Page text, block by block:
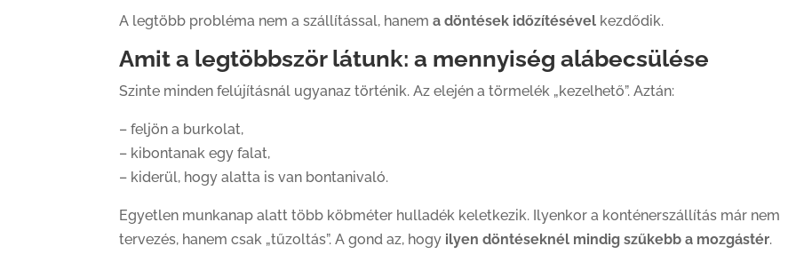
A legtöbb probléma nem a szállítással, hanema döntések időzítésével kezdődik.
Amit a legtöbbször látunk: a mennyiség alábecsülése
Szinte minden felújításnál ugyanaz történik. Az elején a törmelék „kezelhető”. Aztán:
– feljön a burkolat,
– kibontanak egy falat,
– kiderül, hogy alatta is van bontanivaló.
Egyetlen munkanap alatt több köbméter hulladék keletkezik. Ilyenkor a konténerszállítás már nem
tervezés, hanem csak „tűzoltás”. A gond az, hogy ilyen döntéseknél mindig szűkebb a mozgástér.